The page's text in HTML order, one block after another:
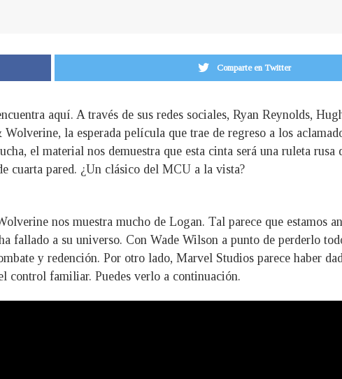
Comparte en Twitter
aquí. A través de sus redes sociales, Ryan Reynolds,
la esperada película que trae de regreso a los
el material nos demuestra que esta cinta será una ruleta rusa
cuarta pared. ¿Un clásico del MCU a la vista?
nos muestra mucho de Logan. Tal parece que estamos
fallado a su universo. Con Wade Wilson a punto de perderlo
y redención. Por otro lado, Marvel Studios parece haber
control familiar. Puedes verlo a continuación.